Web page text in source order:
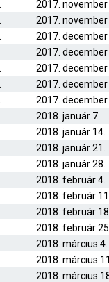
2017. november
2017. november
2017. december
2017. december
2017. december
2017. december
2017. december
2018. január 7.
2018. január 14.
2018. január 21.
2018. január 28.
2018. február 4.
2018. február
2018. február
2018. február
2018. március 4.
2018. március
2018. március